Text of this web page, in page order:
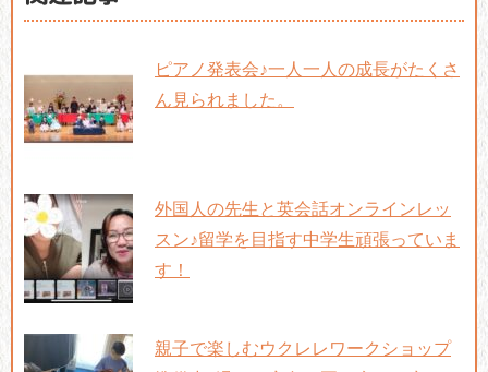
ピアノ発表会♪一人一人の成長がたくさ
ん見られました。
外国人の先生と英会話オンラインレッ
スン♪留学を目指す中学生頑張っていま
す！
親子で楽しむウクレレワークショップ